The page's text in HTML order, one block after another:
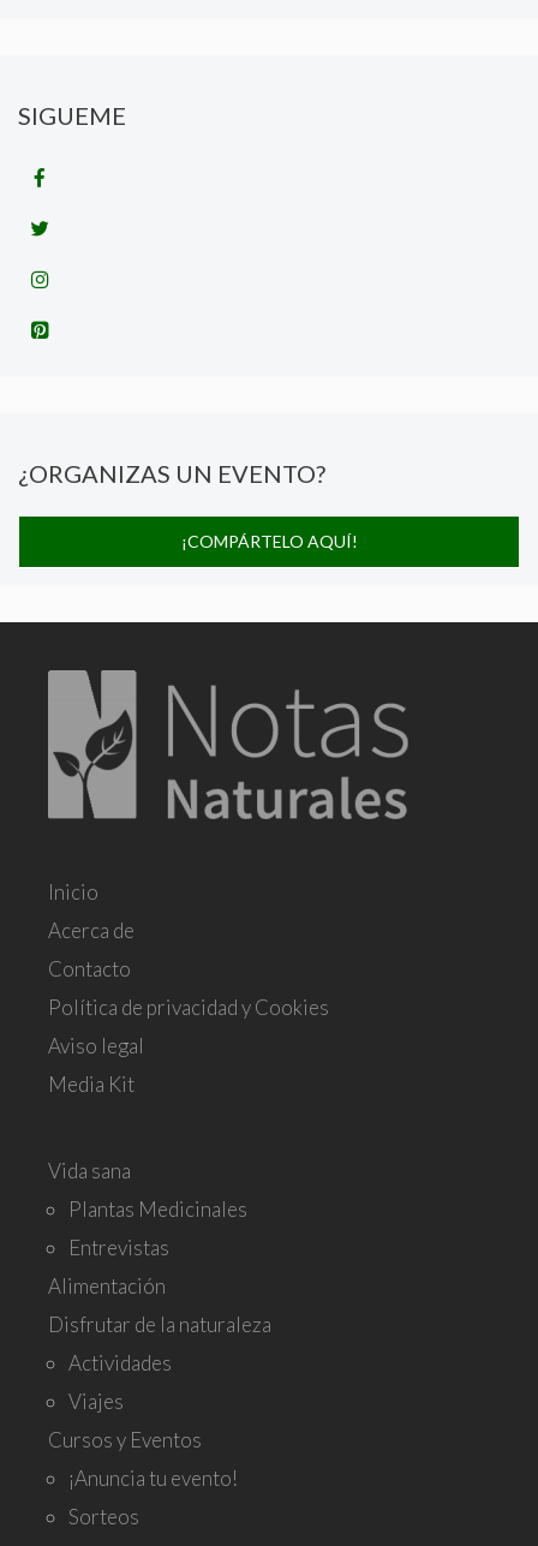
SIGUEME
¿ORGANIZAS UN EVENTO?
¡COMPÁRTELO AQUÍ!
Inicio
Acerca de
Contacto
Política de privacidad y Cookies
Aviso legal
Media Kit
Vida sana
Plantas Medicinales
Entrevistas
Alimentación
Disfrutar de la naturaleza
Actividades
Viajes
Cursos y Eventos
¡Anuncia tu evento!
Sorteos